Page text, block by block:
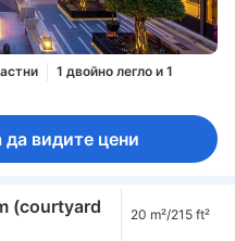
1 двойно легло и 1
да видите цени
(courtyard
20 m²/215 ft²